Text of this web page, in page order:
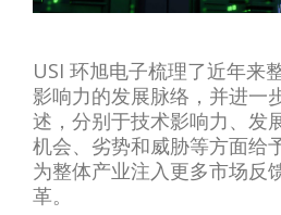
USI 环旭电子梳理了近年来
影响力的发展脉络，并进一
述，分别于技术影响力、发
机会、劣势和威胁等方面给
为整体产业注入更多市场反
革。